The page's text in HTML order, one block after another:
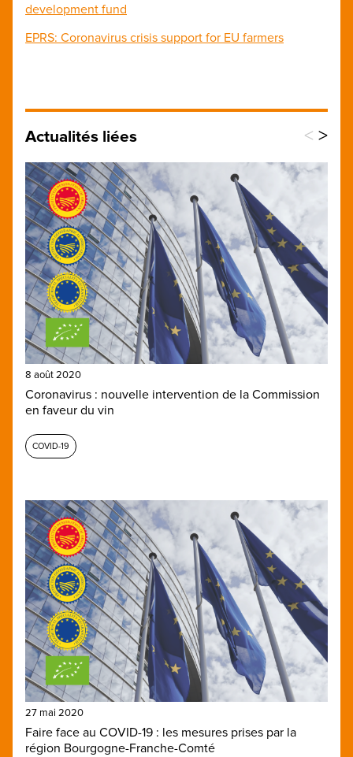
development fund
EPRS: Coronavirus crisis support for EU farmers
Actualités liées < >
8 août 2020
Coronavirus : nouvelle intervention de la Commission
en faveur du vin
COVID-19
27 mai 2020
Faire face au COVID-19 : les mesures prises par la
région Bourgogne-Franche-Comté